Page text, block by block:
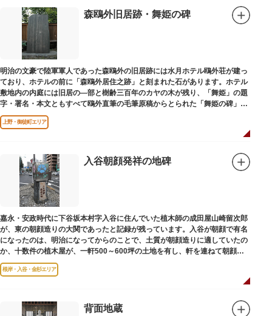
森鴎外旧居跡・舞姫の碑
明治の文豪で陸軍軍人であった森鴎外の旧居跡には水月ホテル鴎外荘が建っ
ており、ホテルの前に「森鴎外居住之跡」と刻まれた石があります。ホテル
敷地内の内庭には旧居の―部と樹齢三百年のカヤの木が残り、「舞姫」の題
字・署名・本文ともすべて鴎外直筆の毛筆原稿からとられた「舞姫の碑」の
文学碑も建っています。
上野・御徒町エリア
入谷朝顔発祥の地碑
嘉永・安政時代に下谷坂本村字入谷に住んでいた植木師の成田屋山崎留次郎
が、東の朝顔造りの大関であったと記録が残っています。入谷が朝顔で有名
になったのは、明治になってからのことで、土質が朝顔造りに適していたの
か、十数件の植木屋が、一軒500～600坪の土地を有し、軒を連ねて朝顔造
りをはじめました。
根岸・入谷・金杉エリア
背面地蔵